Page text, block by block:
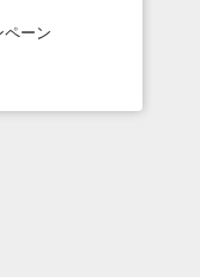
ペーン